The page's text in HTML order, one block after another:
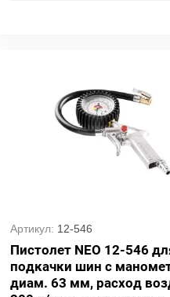
Артикул: 12-546
Пистолет NEO 12-546
подкачки шин с
диам. 63 мм, расход